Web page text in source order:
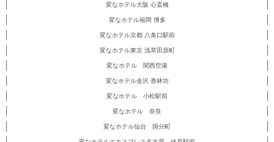
変なホテル大阪 心斎橋
変なホテル福岡 博多
変なホテル京都 八条口駅前
変なホテル東京 浅草田原町
変なホテル 関西空港
変なホテル金沢 香林坊
変なホテル 小松駅前
変なホテル 奈良
変なホテル仙台 国分町